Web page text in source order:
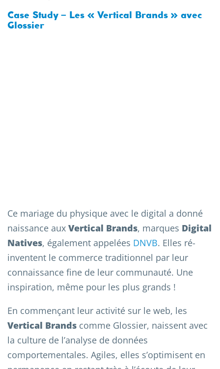
Case Study – Les « Vertical Brands » avec
Glossier
Ce mariage du physique avec le digital a donné
naissance aux Vertical Brands, marques Digital
Natives, également appelées DNVB. Elles ré-
inventent le commerce traditionnel par leur
connaissance fine de leur communauté. Une
inspiration, même pour les plus grands !
En commençant leur activité sur le web, les
Vertical Brands comme Glossier, naissent avec
la culture de l’analyse de données
comportementales. Agiles, elles s’optimisent en